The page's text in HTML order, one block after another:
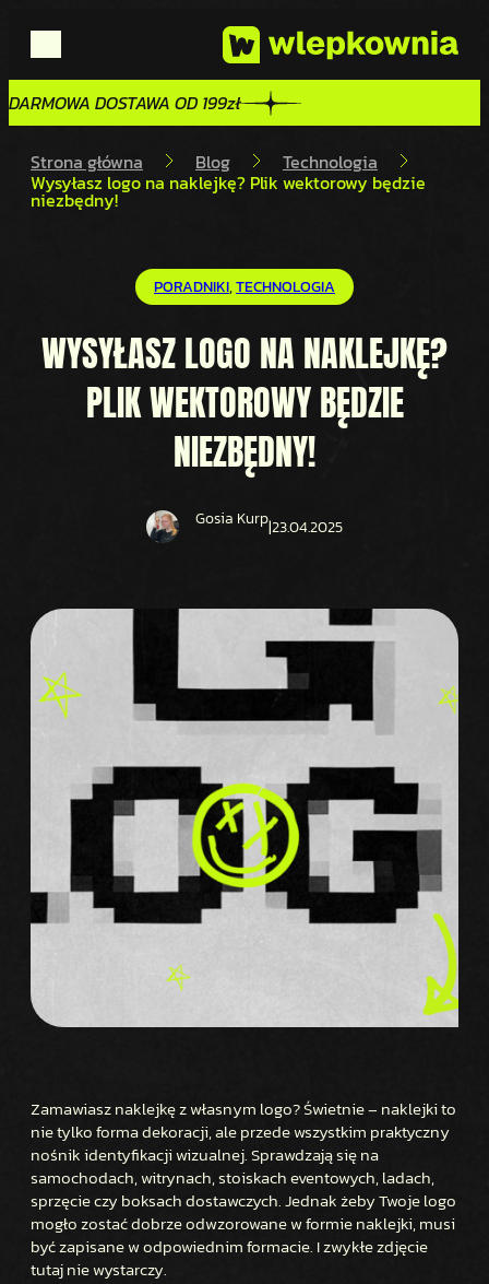
DARMOWA DOSTAWA OD 199zł
DARMOWA DOSTAWA OD 199zł
Strona główna Blog Technologia
Wysyłasz logo na naklejkę? Plik wektorowy będzie
niezbędny!
PORADNIKI, TECHNOLOGIA
WYSYŁASZ LOGO NA NAKLEJKĘ?
PLIK WEKTOROWY BĘDZIE
NIEZBĘDNY!
Gosia Kurp|23.04.2025
Zamawiasz naklejkę z własnym logo? Świetnie – naklejki to
nie tylko forma dekoracji, ale przede wszystkim praktyczny
nośnik identyfikacji wizualnej. Sprawdzają się na
samochodach, witrynach, stoiskach eventowych, ladach,
sprzęcie czy boksach dostawczych. Jednak żeby Twoje logo
mogło zostać dobrze odwzorowane w formie naklejki, musi
być zapisane w odpowiednim formacie. I zwykłe zdjęcie
tutaj nie wystarczy.